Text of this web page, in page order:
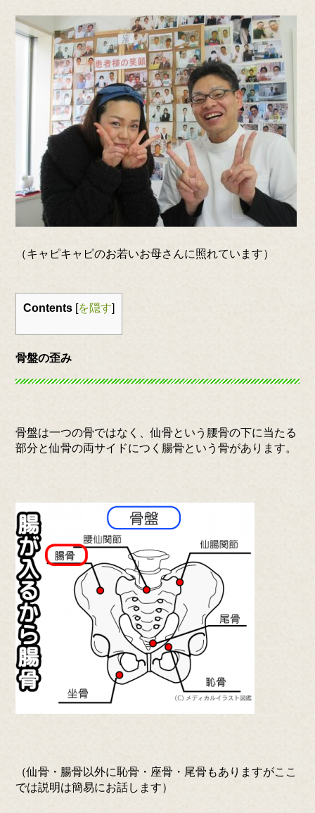
（キャピキャピのお若いお母さんに照れています）
Contents [を隠す]
骨盤の歪み
骨盤は一つの骨ではなく、仙骨という腰骨の下に当たる
部分と仙骨の両サイドにつく腸骨という骨があります。
（仙骨・腸骨以外に恥骨・座骨・尾骨もありますがここ
では説明は簡易にお話します）